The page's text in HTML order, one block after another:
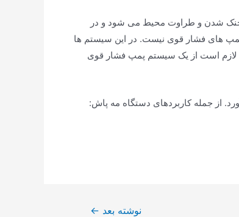
خنک شدن و طراوت محیط می شود و در
های فشار قوی نیست. در این سیستم ها
های فشار قوی ، لازم است از یک سیستم پمپ فشار قوی
از جمله کاربردهای دستگاه مه پاش:
نوشته بعد ←